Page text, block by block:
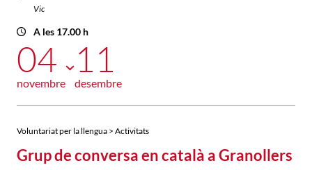
Vic
A les 17.00 h
04
novembre
11
desembre
Voluntariat per la llengua > Activitats
Grup de conversa en català a Granollers